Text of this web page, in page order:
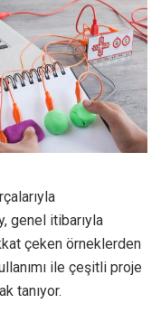
genel itibarıyla
çeken örneklerden
ile çeşitli proje
tanıyor.